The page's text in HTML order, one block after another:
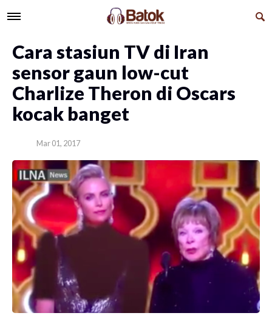
Cara stasiun TV di Iran
sensor gaun low-cut
Charlize Theron di Oscars
kocak banget
Mar 01, 2017